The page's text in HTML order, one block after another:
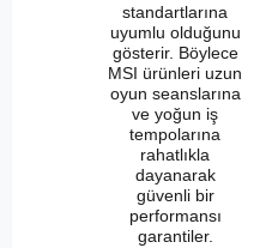
standartlarına
uyumlu olduğunu
gösterir. Böylece
MSI ürünleri uzun
oyun seanslarına
ve yoğun iş
tempolarına
rahatlıkla
dayanarak
güvenli bir
performansı
garantiler.